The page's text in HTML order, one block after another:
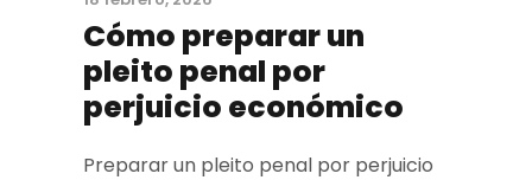
Cómo preparar un
pleito penal por
perjuicio económico
Preparar un pleito penal por perjuicio